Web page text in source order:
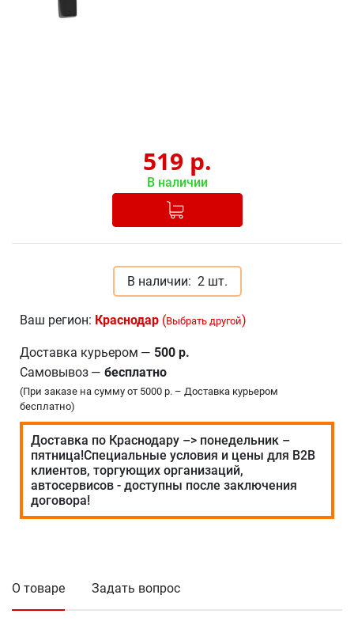
519 р.
В наличии
Добавлено в корзину
В наличии: 2 шт.
Ваш регион: Краснодар (Выбрать другой)
Доставка курьером — 500 р.
Самовывоз — бесплатно
(При заказе на сумму от 5000 р. – Доставка курьером
бесплатно)
Доставка по Краснодару –> понедельник –
пятница!Специальные условия и цены для В2В
клиентов, торгующих организаций,
автосервисов - доступны после заключения
договора!
О товаре Задать вопрос